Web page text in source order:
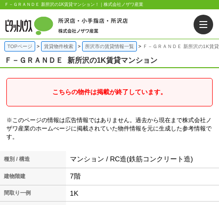
Ｆ－ＧＲＡＮＤＥ 新所沢の1K賃貸マンション！｜株式会社ノザワ産業
TOPページ 賃貸物件検索 所沢市の賃貸情報一覧 Ｆ－ＧＲＡＮＤＥ 新所沢の1K賃
Ｆ－ＧＲＡＮＤＥ 新所沢の1K賃貸マンション
こちらの物件は掲載が終了しています。
※このページの情報は広告情報ではありません。過去から現在まで株式会社ノ
ザワ産業のホームぺージに掲載されていた物件情報を元に生成した参考情報で
す。
種別 / 構造 マンション / RC造(鉄筋コンクリート造)
建物階建 7階
間取り一例 1K